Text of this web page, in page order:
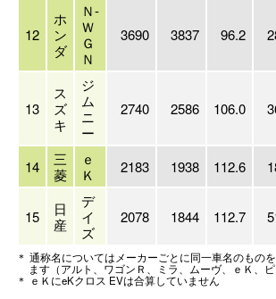
12
ホ
ン
ダ
Ｎ-
Ｗ
Ｇ
Ｎ
3690 3837 96.2
13
ス
ズ
キ
ジ
ム
ニ
ー
2740 2586 106.0
14
三
菱
ｅ
Ｋ
2183 1938 112.6
15
日
産
デ
イ
ズ
2078 1844 112.7
＊ 通称名についてはメーカーごとに同一車名のもの
ます（アルト、ワゴンＲ、ミラ、ムーヴ、ｅＫ、ピ
＊ ｅＫにeKクロス EVは合算していません